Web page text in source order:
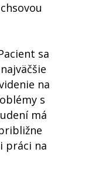
sa
na
s
má
práci na